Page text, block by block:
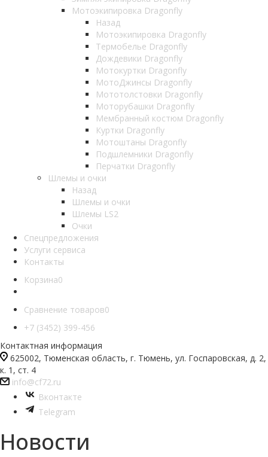
Мотоэкипировка Dragonfly
Назад
Мотоэкипировка Dragonfly
Термобелье Dragonfly
Дождевики Dragonfly
Мотокуртки Dragonfly
МотоДжинсы Dragonfly
Мототолстовки Dragonfly
Моторубашки Dragonfly
Мембранный костюм Dragonfly
Куртки Dragonfly
Мотоштаны Dragonfly
Подшлемники Dragonfly
Перчатки Dragonfly
Шлемы и очки
Назад
Шлемы и очки
Шлемы LS2
Очки
Спецпредложения
Услуги сервиса
Контакты
Корзина0
Сравнение товаров0
+7 (3452) 399-456
Контактная информация
625002, Тюменская область, г. Тюмень, ул. Госпаровская, д. 2,
к. 1, ст. 4
info@cf72.ru
Вконтакте
Telegram
Новости